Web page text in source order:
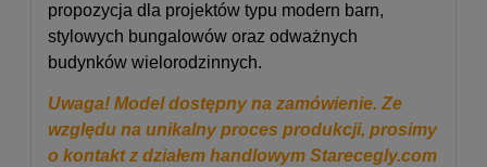
propozycja dla projektów typu modern barn,
stylowych bungalowów oraz odważnych
budynków wielorodzinnych.
Uwaga! Model dostępny na zamówienie. Ze
względu na unikalny proces produkcji, prosimy
o kontakt z działem handlowym Starecegly.com